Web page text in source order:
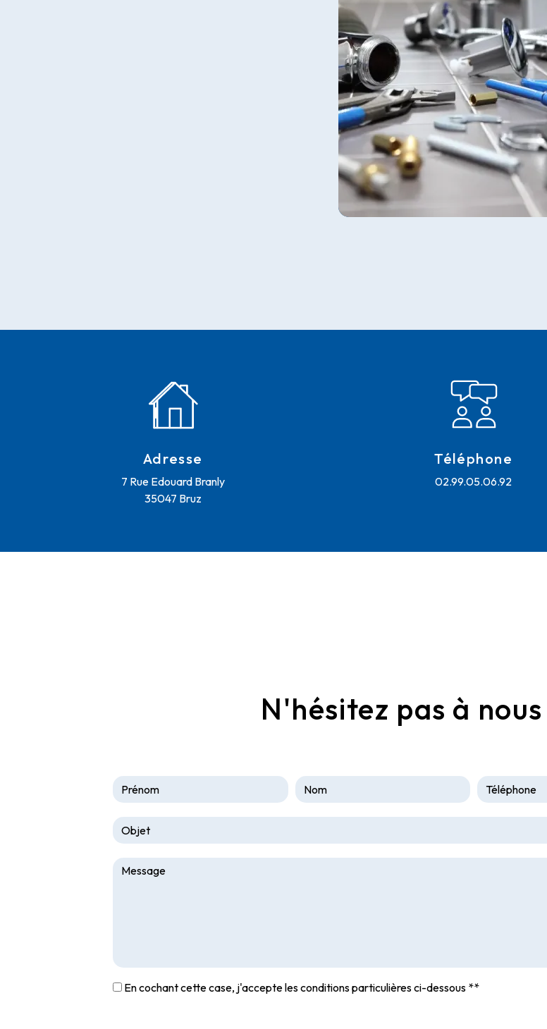
Adresse
7 Rue Edouard Branly
35047 Bruz
Téléphone
02.99.05.06.92
N'hésitez pas à
En cochant cette case, j'accepte les conditions particulières ci-dessous **